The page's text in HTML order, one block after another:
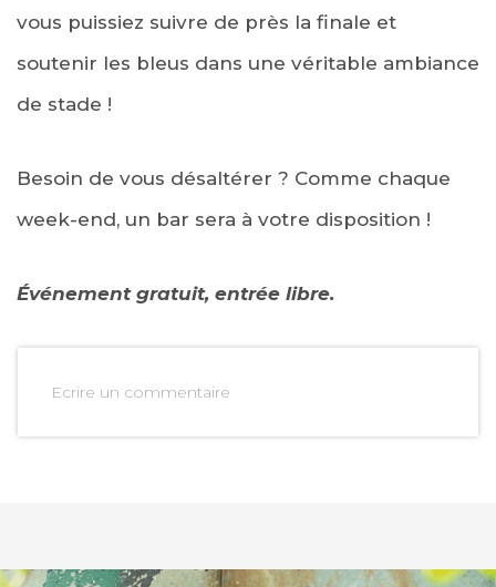
vous puissiez suivre de près la finale et
soutenir les bleus dans une véritable ambiance
de stade !
Besoin de vous désaltérer ? Comme chaque
week-end, un bar sera à votre disposition !
Événement gratuit, entrée libre.
Ecrire un commentaire